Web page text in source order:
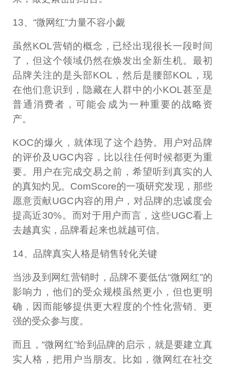
13、“微网红”力量不容小觑
虽然KOL营销的概念，已经出现很长一段时间
了，但这个领域仍然在焕发出全新生机。最初
品牌关注的是头部KOL，然后是腰部KOL，现
在他们意识到，隐藏在人群中的小KOL甚至是
普通消费者，可能会成为一种重要的战略资
产。
KOC的爆火，就体现了这个趋势。用户对品牌
的评价及UGC内容，比以往任何时候都更为重
要。用户在完成交易之前，希望听到真实的人
的真知灼见。ComScore的一项研究发现，那些
愿意贡献UGC内容的用户，对品牌的忠诚度会
提高近30%。而对于用户而言，这些UGC看上
去越真实，品牌看起来也就越可信。
14、品牌真实人格是销售转化关键
当涉及到网红营销时，品牌不要低估“微网红”的
影响力，他们的受众规模虽然更小，但也更明
确，因而能够提供更大程度的个性化营销、更
强的受众参与度。
而且，“微网红”给到品牌的启示，就是要建立真
实人格，把用户当朋友。比如，微网红在社交